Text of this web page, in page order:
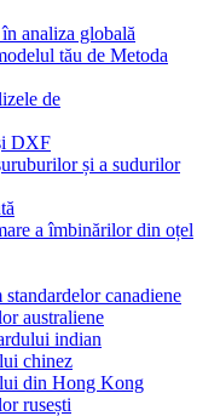
analiza globală
tău de Metoda
de
DXF
și a sudurilor
a îmbinărilor din oțel
canadiene
australiene
indian
chinez
din Hong Kong
rusești